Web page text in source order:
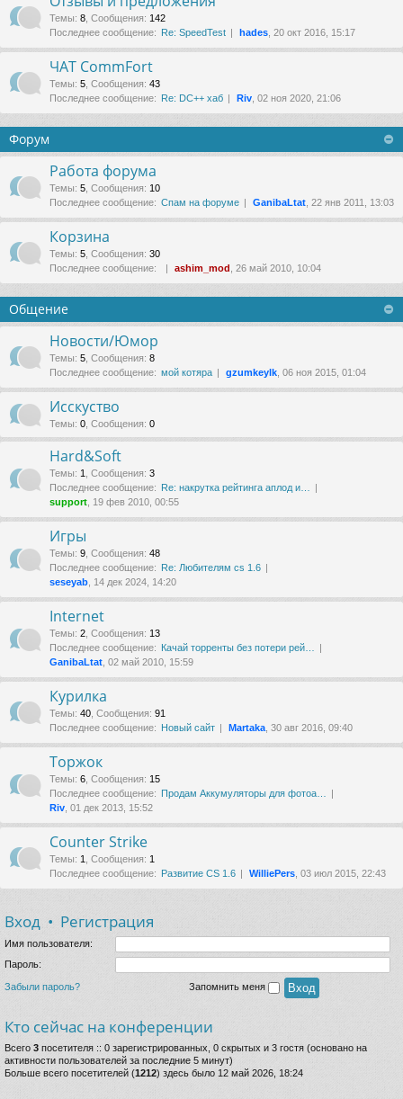
Темы: 8 Сообщения: 142
Последнее сообщение: Re: SpeedTest hades , 20 окт 2016, 15:17
ЧАТ CommFort
Темы: 5 Сообщения: 43
Последнее сообщение: Re: DC++ хаб Riv , 02 ноя 2020, 21:06
Форум
Работа форума
Темы: 5 Сообщения: 10
Последнее сообщение: Спам на форуме GanibaLtat , 22 янв 2011, 13:03
Корзина
Темы: 5 Сообщения: 30
Последнее сообщение:
ashim_mod , 26 май 2010, 10:04
Общение
Новости/Юмор
Темы: 5 Сообщения: 8
Последнее сообщение: мой котяра gzumkeylk , 06 ноя 2015, 01:04
Исскуство
Темы: 0 Сообщения: 0
Hard&Soft
Темы: 1 Сообщения: 3
Последнее сообщение: Re: накруткa рейтинга аплод и…
support , 19 фев 2010, 00:55
Игры
Темы: 9 Сообщения: 48
Последнее сообщение: Re: Любителям cs 1.6
seseyab , 14 дек 2024, 14:20
Internet
Темы: 2 Сообщения: 13
Последнее сообщение: Качай торренты без потери рей…
GanibaLtat , 02 май 2010, 15:59
Курилка
Темы: 40 Сообщения: 91
Последнее сообщение: Новый сайт Martaka , 30 авг 2016, 09:40
Торжок
Темы: 6 Сообщения: 15
Последнее сообщение: Продам Аккумуляторы для фотоа…
Riv , 01 дек 2013, 15:52
Counter Strike
Темы: 1 Сообщения: 1
Последнее сообщение: Развитие CS 1.6 WilliePers , 03 июл 2015, 22:43
Вход • Регистрация
Имя пользователя:
Пароль:
Забыли пароль? Запомнить меня
Кто сейчас на конференции
Всего 3 посетителя :: 0 зарегистрированных, 0 скрытых и 3 гостя (основано на
активности пользователей за последние 5 минут)
Больше всего посетителей (1212) здесь было 12 май 2026, 18:24